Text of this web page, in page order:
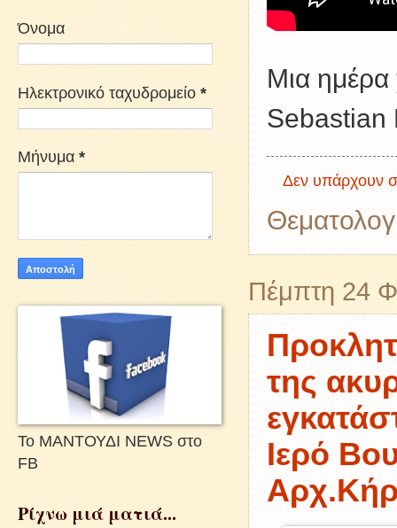
Μια ημέρα
Sebastian
Δεν υπάρχουν
Πέμπτη 24
της
Ιερό
Όνομα
Ηλεκτρονικό ταχυδρομείο *
Μήνυμα *
Το ΜΑΝΤΟΥΔΙ NEWS στο
FB
Ρίχνω μιά ματιά...